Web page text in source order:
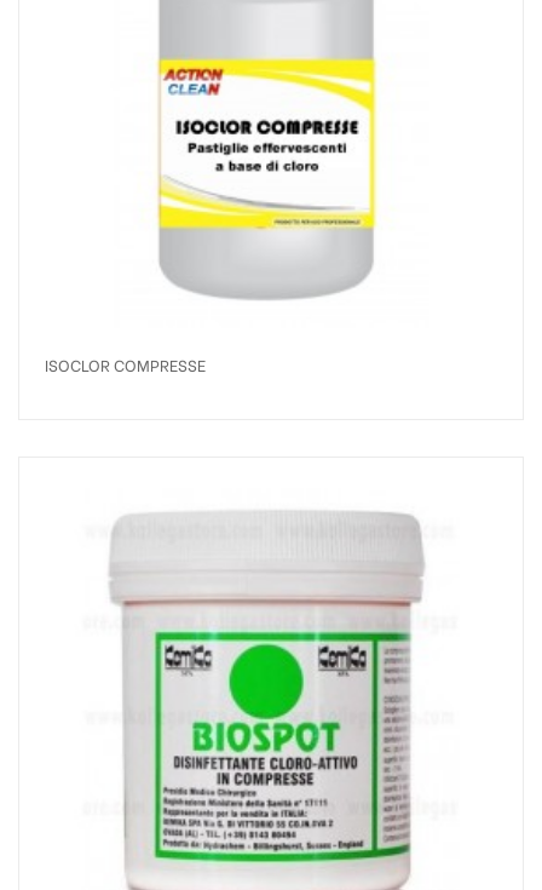
ISOCLOR COMPRESSE